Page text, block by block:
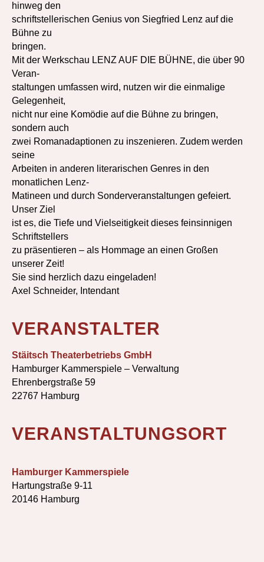
hinweg den
schriftstellerischen Genius von Siegfried Lenz auf die
Bühne zu
bringen.
Mit der Werkschau LENZ AUF DIE BÜHNE, die über 90
Veran-
staltungen umfassen wird, nutzen wir die einmalige
Gelegenheit,
nicht nur eine Komödie auf die Bühne zu bringen,
sondern auch
zwei Romanadaptionen zu inszenieren. Zudem werden
seine
Arbeiten in anderen literarischen Genres in den
monatlichen Lenz-
Matineen und durch Sonderveranstaltungen gefeiert.
Unser Ziel
ist es, die Tiefe und Vielseitigkeit dieses feinsinnigen
Schriftstellers
zu präsentieren – als Hommage an einen Großen
unserer Zeit!
Sie sind herzlich dazu eingeladen!
Axel Schneider, Intendant
VERANSTALTER
Stäitsch Theaterbetriebs GmbH
Hamburger Kammerspiele – Verwaltung
Ehrenbergstraße 59
22767 Hamburg
VERANSTALTUNGSORT
Hamburger Kammerspiele
Hartungstraße 9-11
20146 Hamburg